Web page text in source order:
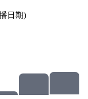
日期)